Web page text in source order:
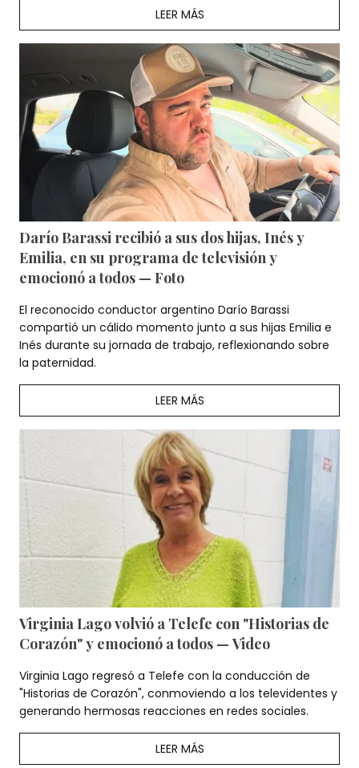
LEER MÁS
Darío Barassi recibió a sus dos hijas, Inés y
Emilia, en su programa de televisión y
emocionó a todos — Foto
El reconocido conductor argentino Darío Barassi
compartió un cálido momento junto a sus hijas Emilia e
Inés durante su jornada de trabajo, reflexionando sobre
la paternidad.
LEER MÁS
Virginia Lago volvió a Telefe con "Historias de
Corazón" y emocionó a todos — Video
Virginia Lago regresó a Telefe con la conducción de
"Historias de Corazón", conmoviendo a los televidentes y
generando hermosas reacciones en redes sociales.
LEER MÁS